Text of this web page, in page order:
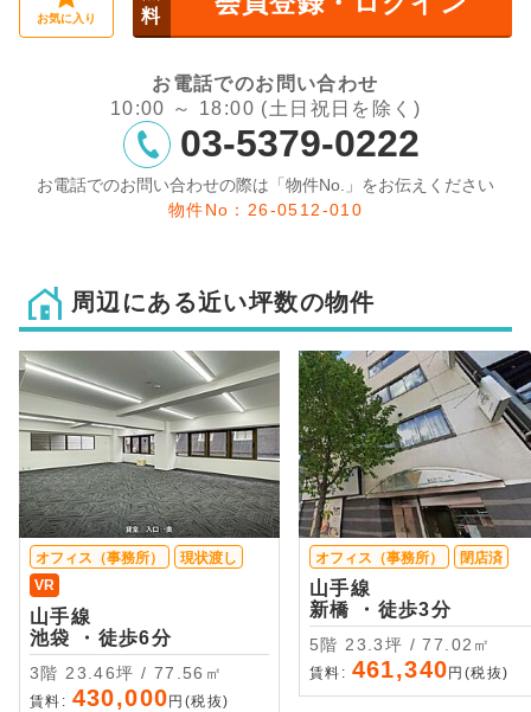
お気に入り
料
お電話でのお問い合わせ
10:00 ～ 18:00 (土日祝日を除く)
03-5379-0222
お電話でのお問い合わせの際は「物件No.」をお伝えください
物件No：26-0512-010
周辺にある近い坪数の物件
オフィス（事務所）
現状渡し
VR
山手線
池袋 ・徒歩6分
3階 23.46坪 / 77.56㎡
賃料: 430,000 円(税抜)
オフィス（事務所） 閉店済
山手線
新橋 ・徒歩3分
5階 23.3坪 / 77.02㎡
賃料: 461,340 円(税抜)